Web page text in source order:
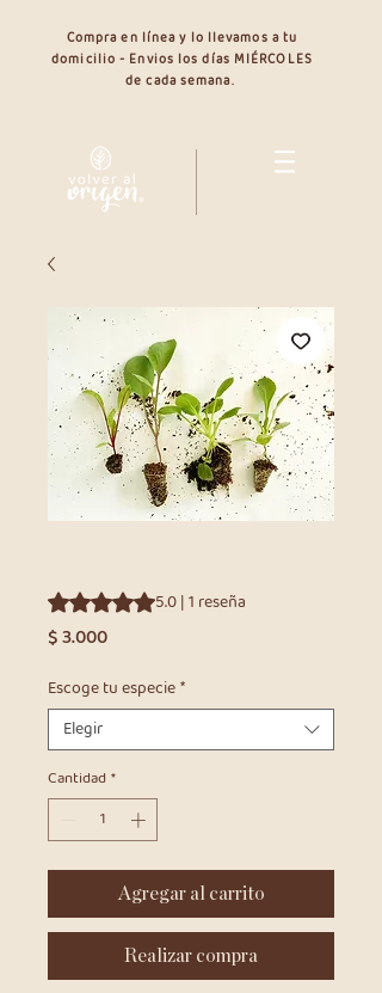
Compra en línea y lo llevamos a tu
domicilio - Envios los días MIÉRCOLES
de cada semana.
Según 1 reseña, la calificación es de
5.0 | 1 reseña
$ 3.000Precio
Escoge tu especie*
Elegir
Cantidad *
Agregar al carrito
Realizar compra